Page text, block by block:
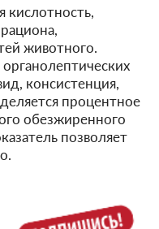
кислотность,
животного.
консистенция,
процентное
обезжиренного
позволяет